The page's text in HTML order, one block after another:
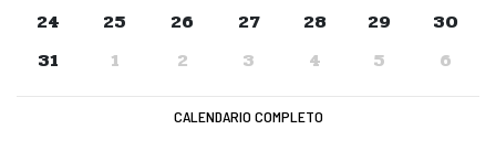
24
25 26 27 28 29
30
31
1 2 3 4 5 6
CALENDARIO COMPLETO